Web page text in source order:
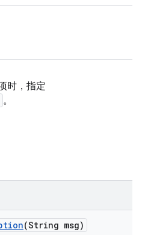
时，指定
。
(String msg)